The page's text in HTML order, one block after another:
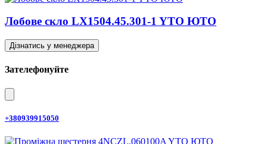
Лобове скло LX1504.45.301-1 YTO ЮТО
Дізнатись у менеджера
Зателефонуйте
+380939915050